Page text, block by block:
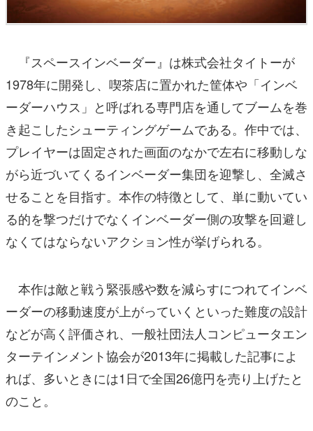
『スペースインベーダー』は株式会社タイトーが
1978年に開発し、喫茶店に置かれた筐体や「インベ
ーダーハウス」と呼ばれる専門店を通してブームを巻
き起こしたシューティングゲームである。作中では、
プレイヤーは固定された画面のなかで左右に移動しな
がら近づいてくるインベーダー集団を迎撃し、全滅さ
せることを目指す。本作の特徴として、単に動いてい
る的を撃つだけでなくインベーダー側の攻撃を回避し
なくてはならないアクション性が挙げられる。
本作は敵と戦う緊張感や数を減らすにつれてインベ
ーダーの移動速度が上がっていくといった難度の設計
などが高く評価され、一般社団法人コンピュータエン
ターテインメント協会が2013年に掲載した記事によ
れば、多いときには1日で全国26億円を売り上げたと
のこと。